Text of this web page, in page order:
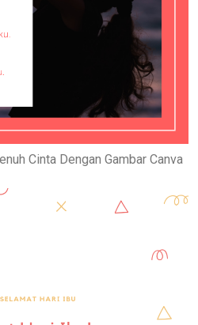
Cinta Dengan Gambar Canva